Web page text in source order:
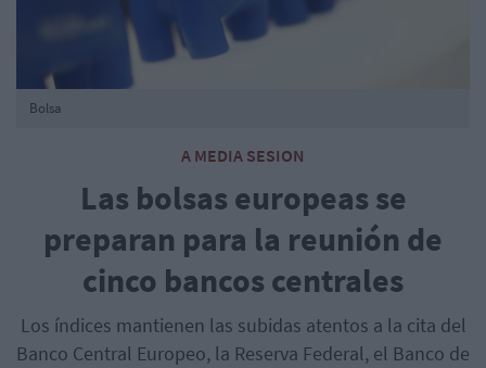
A MEDIA SESION
Las bolsas europeas se
preparan para la reunión de
cinco bancos centrales
Los índices mantienen las subidas atentos a la cita del
Banco Central Europeo, la Reserva Federal, el Banco de
Bolsa